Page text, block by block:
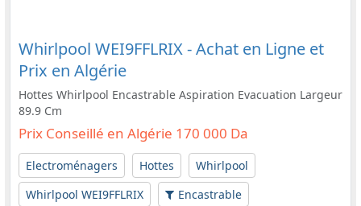
Whirlpool WEI9FFLRIX - Achat en Ligne et
Prix en Algérie
Hottes Whirlpool Encastrable Aspiration Evacuation Largeur
89.9 Cm
Prix Conseillé en Algérie 170 000 Da
Electroménagers Hottes
Whirlpool
Whirlpool WEI9FFLRIX
Encastrable